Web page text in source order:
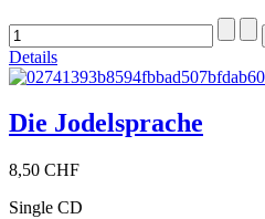
Details
Die Jodelsprache
8,50 CHF
Single CD